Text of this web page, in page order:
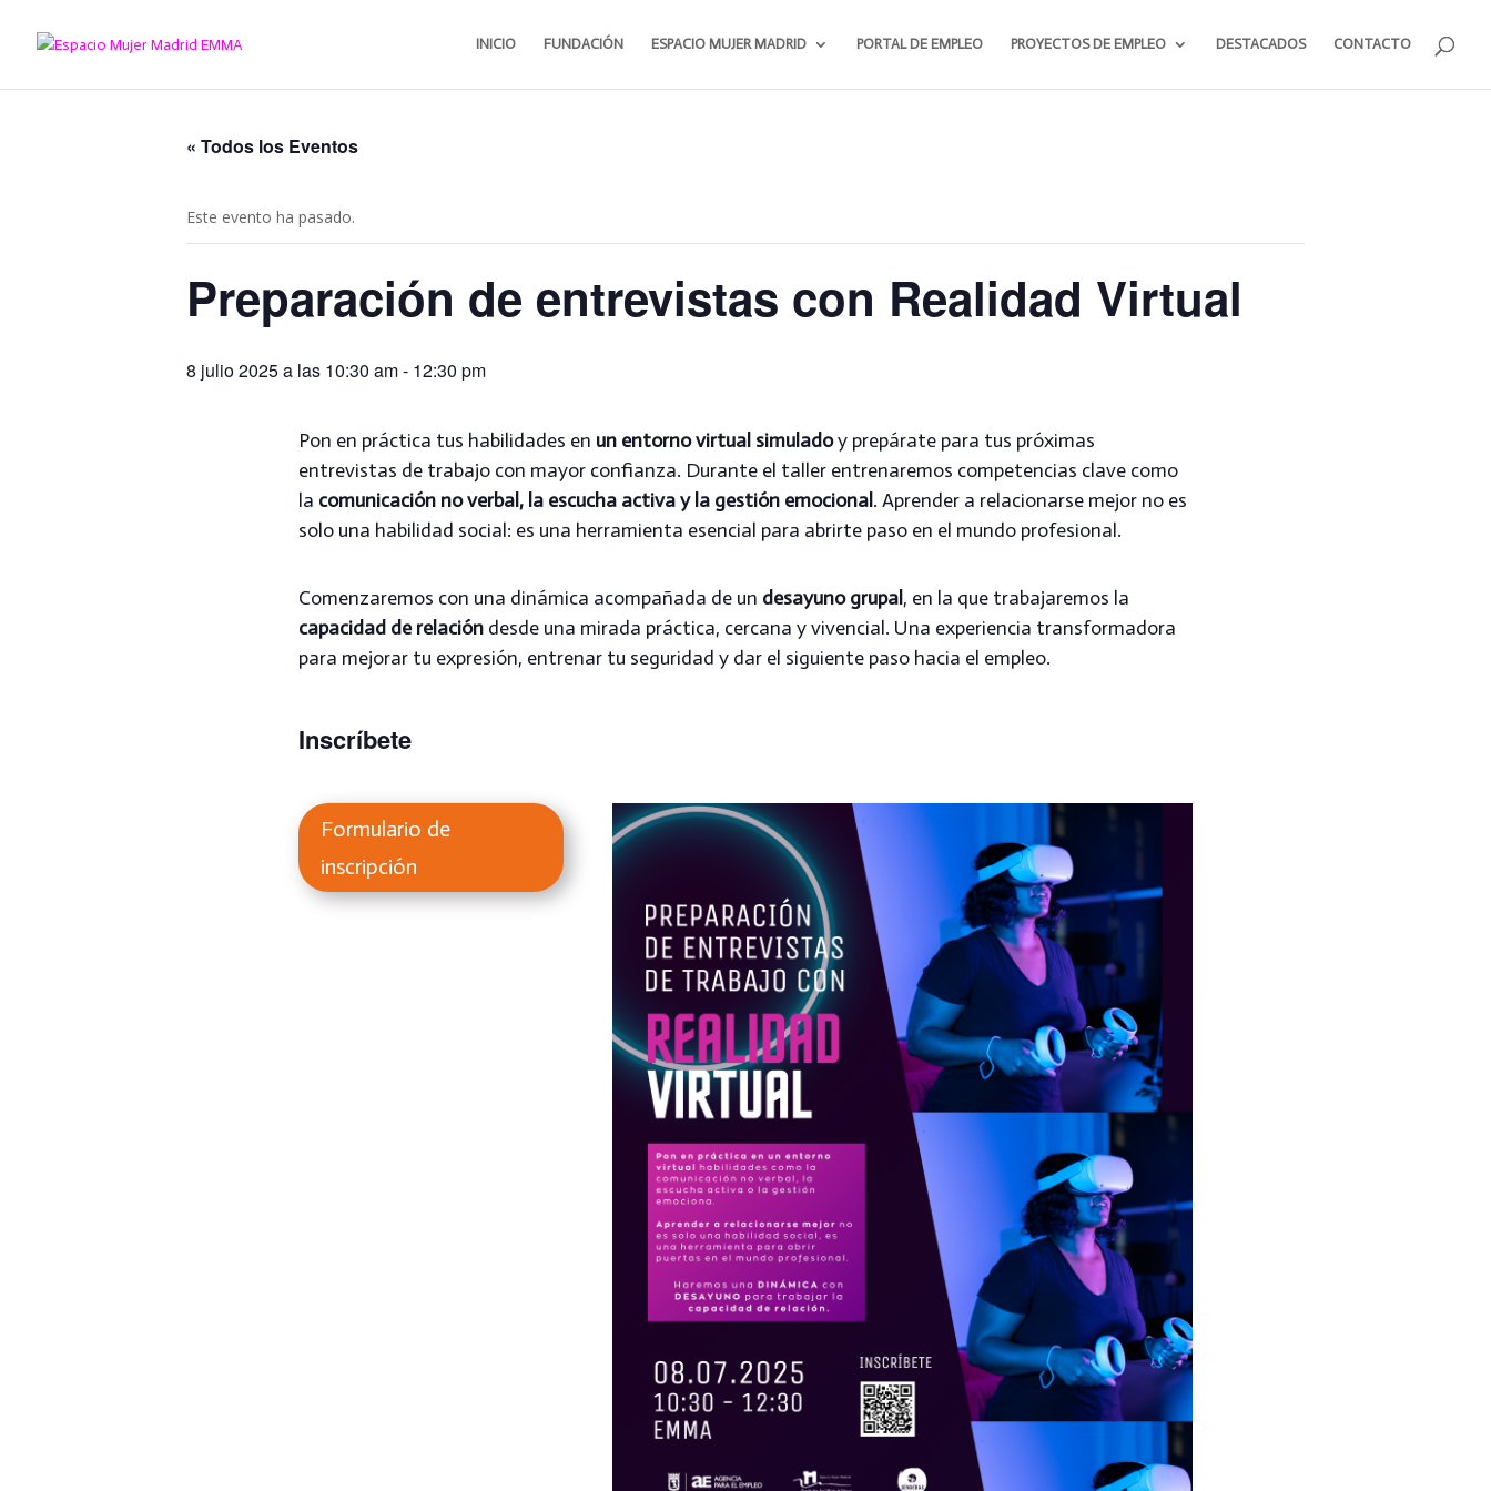
INICIO FUNDACIÓN ESPACIO MUJER MADRID PORTAL DE EMPLEO PROYECTOS DE EMPLEO DESTACADOS CONTACTO
« Todos los Eventos
Este evento ha pasado.
Preparación de entrevistas con Realidad Virtual
8 julio 2025 a las 10:30 am- 12:30 pm
Pon en práctica tus habilidades en un entorno virtual simuladoy prepárate para tus próximas
entrevistas de trabajo con mayor confianza. Durante el taller entrenaremos competencias clave como
la comunicación no verbal, la escucha activa y la gestión emocional . Aprender a relacionarse mejor no es
solo una habilidad social: es una herramienta esencial para abrirte paso en el mundo profesional.
Comenzaremos con una dinámica acompañada de un desayuno grupal , en la que trabajaremos la
capacidad de relacióndesde una mirada práctica, cercana y vivencial. Una experiencia transformadora
para mejorar tu expresión, entrenar tu seguridad y dar el siguiente paso hacia el empleo.
Inscríbete
Formulario de
inscripción